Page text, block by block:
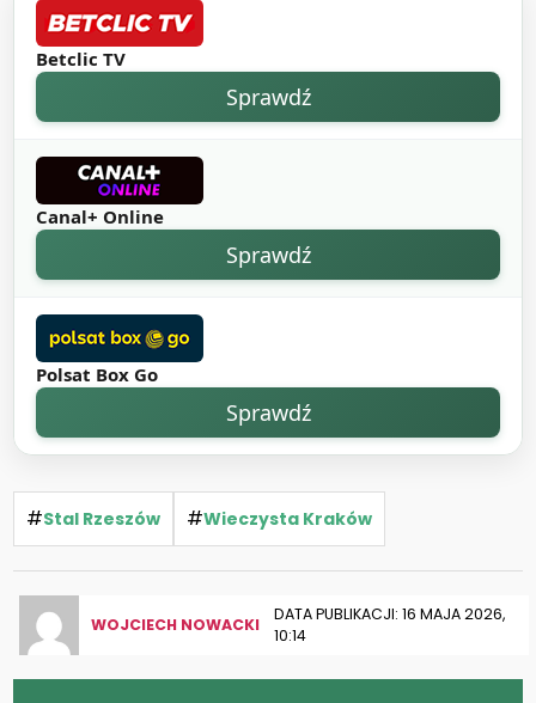
Betclic TV
Sprawdź
Canal+ Online
Sprawdź
Polsat Box Go
Sprawdź
#Stal Rzeszów #Wieczysta Kraków
WOJCIECH NOWACKI
DATA PUBLIKACJI: 16 MAJA 2026,
10:14